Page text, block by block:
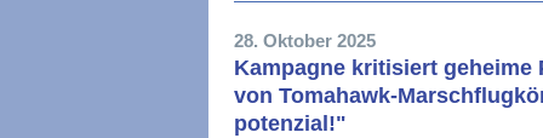
28. Oktober 2025
Kampagne kritisiert
von Tomahawk-
potenzial!"